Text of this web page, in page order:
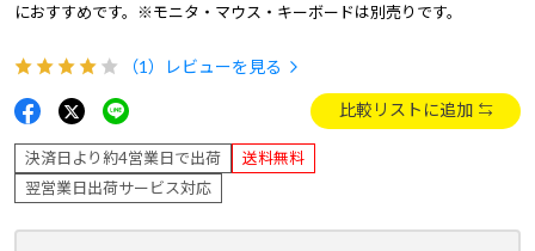
におすすめです。※モニタ・マウス・キーボードは別売りです。
（1） レビューを見る
比較リストに追加
決済日より約4営業日で出荷
送料無料
翌営業日出荷サービス対応